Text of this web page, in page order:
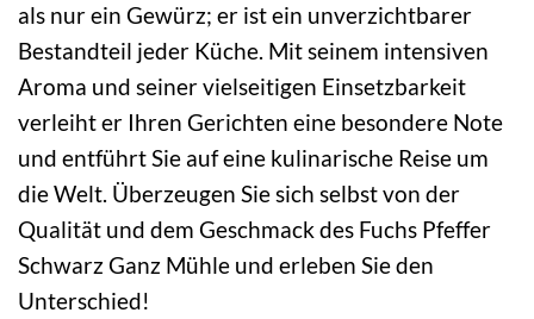
als nur ein Gewürz; er ist ein unverzichtbarer
Bestandteil jeder Küche. Mit seinem intensiven
Aroma und seiner vielseitigen Einsetzbarkeit
verleiht er Ihren Gerichten eine besondere Note
und entführt Sie auf eine kulinarische Reise um
die Welt. Überzeugen Sie sich selbst von der
Qualität und dem Geschmack des Fuchs Pfeffer
Schwarz Ganz Mühle und erleben Sie den
Unterschied!